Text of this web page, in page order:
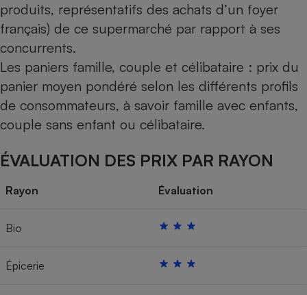
produits, représentatifs des achats d’un foyer
français) de ce supermarché par rapport à ses
concurrents.
Les paniers famille, couple et célibataire : prix du
panier moyen pondéré selon les différents profils
de consommateurs, à savoir famille avec enfants,
couple sans enfant ou célibataire.
ÉVALUATION DES PRIX PAR RAYON
Rayon Évaluation
Bio
Épicerie